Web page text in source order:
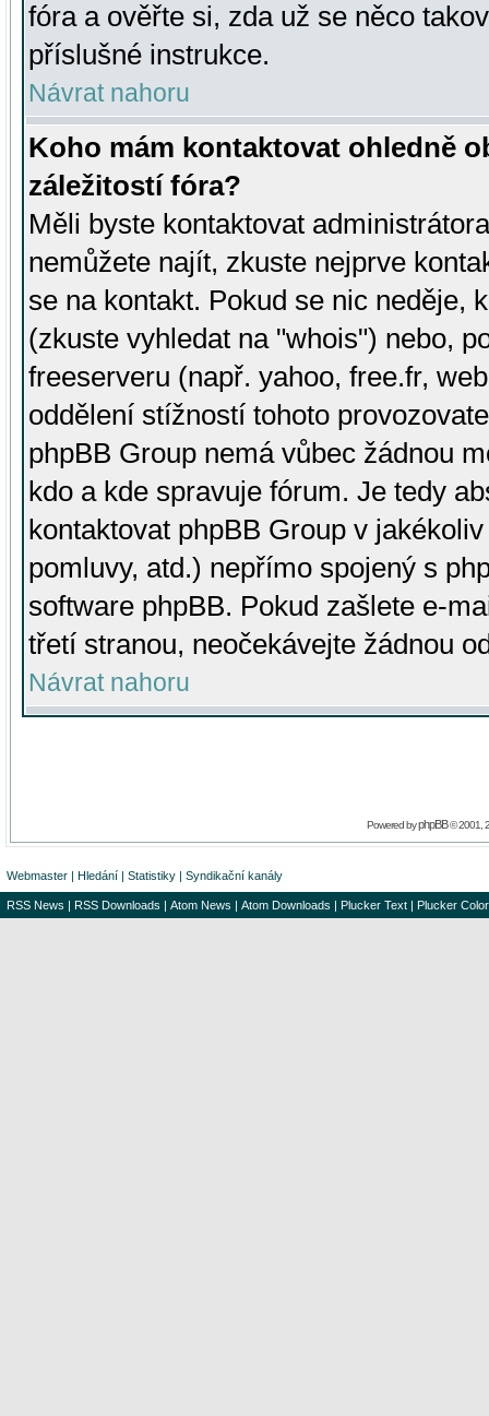
fóra a ověřte si, zda už se něco
příslušné instrukce.
Návrat nahoru
Koho mám kontaktovat ohledně
záležitostí fóra?
Měli byste kontaktovat
nemůžete najít, zkuste nejprve
se na kontakt. Pokud se nic neděje,
(zkuste vyhledat na "whois") nebo,
freeserveru (např. yahoo, free.fr,
oddělení stížností tohoto
phpBB Group nemá vůbec žádnou
kdo a kde spravuje fórum. Je tedy
kontaktovat phpBB Group v
pomluvy, atd.) nepřímo spojený s
software phpBB. Pokud zašlete e-
třetí stranou, neočekávejte žádnou
Návrat nahoru
Powered byphpBB© 2001,
Webmaster | Hledání | Statistiky | Syndikační kanály
RSS News | RSS Downloads | Atom News | Atom Downloads | Plucker Text | Plucker Color